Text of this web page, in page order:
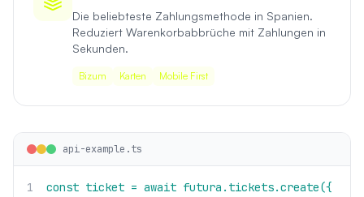
Die beliebteste Zahlungsmethode in Spanien.
Reduziert Warenkorbabbrüche mit Zahlungen in
Sekunden.
Bizum Karten Mobile First
api-example.ts
1
const ticket = await futura.tickets.create({